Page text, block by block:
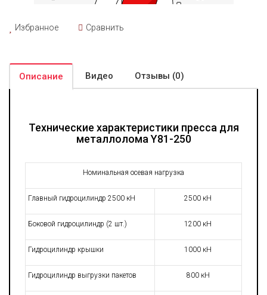
Избранное Сравнить
Описание Видео Отзывы (0)
Технические характеристики пресса для
металлолома Y81-250
Номинальная осевая нагрузка
Главный гидроцилиндр 2500 кН 2500 кН
Боковой гидроцилиндр (2 шт.) 1200 кН
Гидроцилиндр крышки 1000 кН
Гидроцилиндр выгрузки пакетов 800 кН